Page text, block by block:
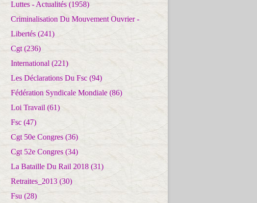
Luttes - Actualités (1958)
Criminalisation Du Mouvement Ouvrier -
Libertés (241)
Cgt (236)
International (221)
Les Déclarations Du Fsc (94)
Fédération Syndicale Mondiale (86)
Loi Travail (61)
Fsc (47)
Cgt 50e Congres (36)
Cgt 52e Congres (34)
La Bataille Du Rail 2018 (31)
Retraites_2013 (30)
Fsu (28)